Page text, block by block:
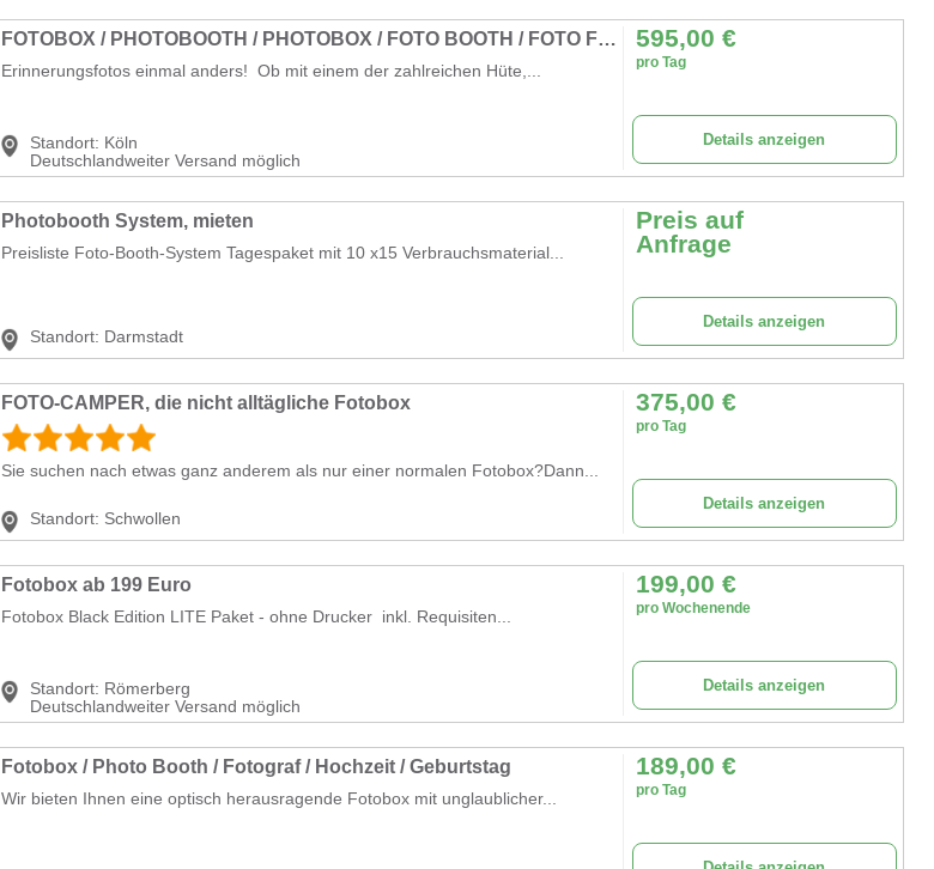
FOTOBOX / PHOTOBOOTH / PHOTOBOX / FOTO BOOTH / FOTO FUN
Erinnerungsfotos einmal anders! Ob mit einem der zahlreichen Hüte,...
Standort: Köln
Deutschlandweiter Versand möglich
595,00 €
pro Tag
Details anzeigen
Photobooth System, mieten
Preisliste Foto-Booth-System Tagespaket mit 10 x15 Verbrauchsmaterial...
Standort: Darmstadt
Preis auf
Anfrage
Details anzeigen
FOTO-CAMPER, die nicht alltägliche Fotobox
Sie suchen nach etwas ganz anderem als nur einer normalen Fotobox?Dann...
Standort: Schwollen
375,00 €
pro Tag
Details anzeigen
Fotobox ab 199 Euro
Fotobox Black Edition LITE Paket - ohne Drucker inkl. Requisiten...
Standort: Römerberg
Deutschlandweiter Versand möglich
199,00 €
pro Wochenende
Details anzeigen
Fotobox / Photo Booth / Fotograf / Hochzeit / Geburtstag
Wir bieten Ihnen eine optisch herausragende Fotobox mit unglaublicher...
189,00 €
pro Tag